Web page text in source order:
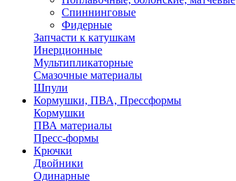
Спиннинговые
Фидерные
Запчасти к катушкам
Инерционные
Мультипликаторные
Смазочные материалы
Шпули
Кормушки, ПВА, Прессформы
Кормушки
ПВА материалы
Пресс-формы
Крючки
Двойники
Одинарные